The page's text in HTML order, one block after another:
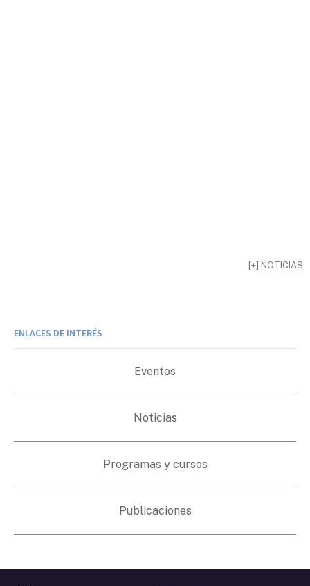
[+] NOTICIAS
ENLACES DE INTERÉS
Eventos
Noticias
Programas y cursos
Publicaciones